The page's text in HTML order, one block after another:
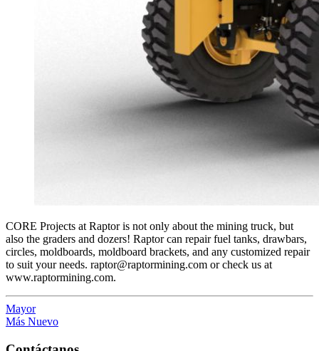
CORE Projects at Raptor is not only about the mining truck, but
also the graders and dozers! Raptor can repair fuel tanks, drawbars,
circles, moldboards, moldboard brackets, and any customized repair
to suit your needs. raptor@raptormining.com or check us at
www.raptormining.com.
Mayor
Más Nuevo